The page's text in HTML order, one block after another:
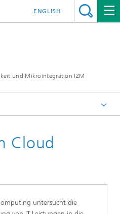
und Mikrointegration IZM
ENGLISH
Engineering
Cloud
untersucht die